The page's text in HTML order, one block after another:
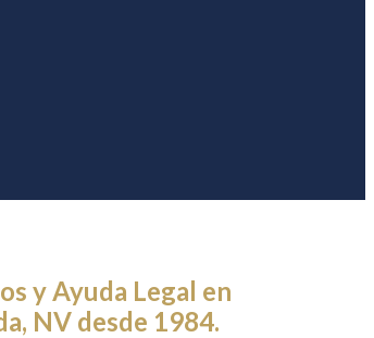
y Ayuda Legal en
NV desde 1984.